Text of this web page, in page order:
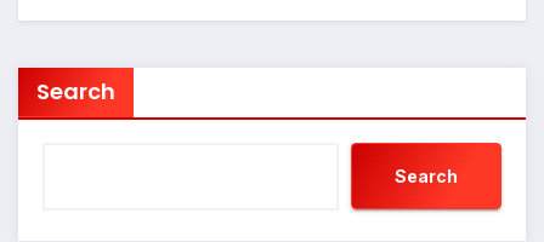
Search
Search